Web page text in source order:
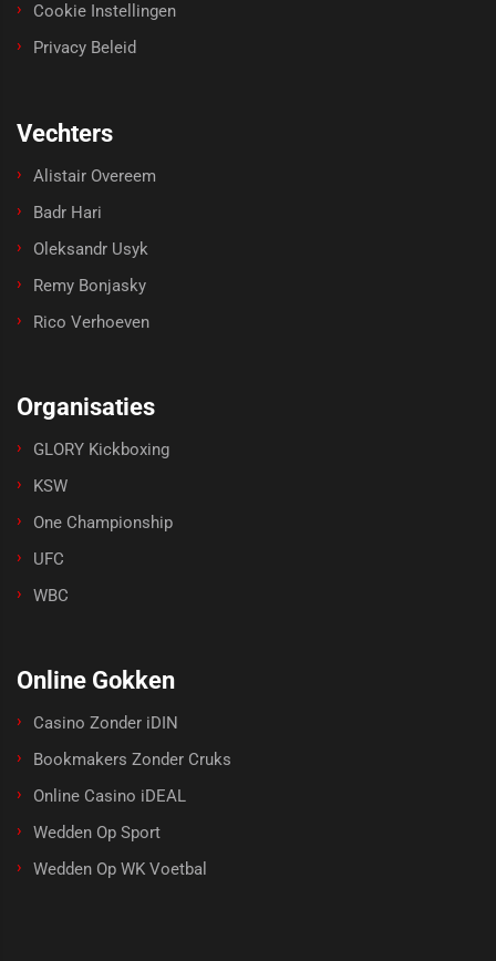
Cookie Instellingen
Privacy Beleid
Vechters
Alistair Overeem
Badr Hari
Oleksandr Usyk
Remy Bonjasky
Rico Verhoeven
Organisaties
GLORY Kickboxing
KSW
One Championship
UFC
WBC
Online Gokken
Casino Zonder iDIN
Bookmakers Zonder Cruks
Online Casino iDEAL
Wedden Op Sport
Wedden Op WK Voetbal